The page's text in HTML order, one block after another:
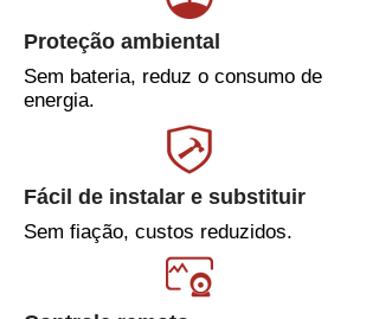
Proteção ambiental
Sem bateria, reduz o consumo de
energia.
Fácil de instalar e substituir
Sem fiação, custos reduzidos.